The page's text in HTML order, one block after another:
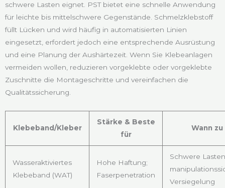
schwere Lasten eignet. PST bietet eine schnelle Anwendung
für leichte bis mittelschwere Gegenstände. Schmelzklebstoff
füllt Lücken und wird häufig in automatisierten Linien
eingesetzt, erfordert jedoch eine entsprechende Ausrüstung
und eine Planung der Aushärtezeit. Wenn Sie Klebeanlagen
vermeiden wollen, reduzieren vorgeklebte oder vorgeklebte
Zuschnitte die Montageschritte und vereinfachen die
Qualitätssicherung.
Klebeband/Kleber
Stärke & Beste
für
Wann
Wasseraktiviertes
Klebeband (WAT)
Hohe Haftung;
Faserpenetration
Schwere
Versiegelung